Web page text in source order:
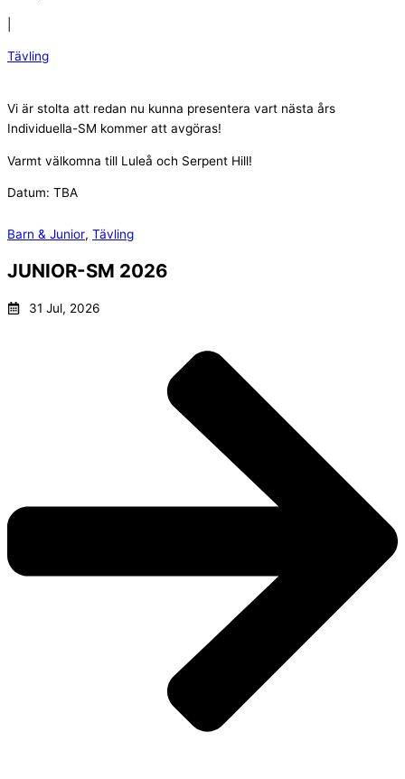
Tävling
Vi är stolta att redan nu kunna presentera vart nästa års
Individuella-SM kommer att avgöras!
Varmt välkomna till Luleå och Serpent Hill!
Datum: TBA
Barn & Junior, Tävling
JUNIOR-SM 2026
31 Jul, 2026